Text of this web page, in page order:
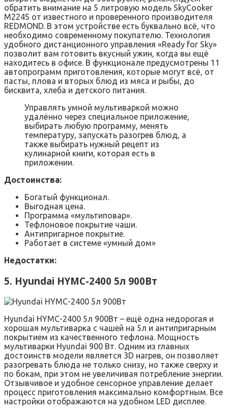
обратить внимание на 5 литровую модель SkyCooker
M224S от известного и проверенного производителя
REDMOND. В этом устройстве есть буквально всё, что
необходимо современному покупателю. Технология
удобного дистанционного управления «Ready for Sky»
позволит вам готовить вкусный ужин, когда вы ещё
находитесь в офисе. В функционале предусмотрены 11
автопрограмм приготовления, которые могут всё, от
пасты, плова и вторых блюд из мяса и рыбы, до
бисквита, хлеба и детского питания.
Управлять умной мультиваркой можно
удалённо через специальное приложение,
выбирать любую программу, менять
температуру, запускать разогрев блюд, а
также выбирать нужный рецепт из
кулинарной книги, которая есть в
приложении.
Достоинства:
Богатый функционал.
Выгодная цена.
Программа «мультиповар».
Тефлоновое покрытие чаши.
Антипригарное покрытие.
Работает в системе «умный дом»
Недостатки:
5. Hyundai HYMC-2400 5л 900Вт
Hyundai HYMC-2400 5л 900Вт – ещё одна недорогая и
хорошая мультиварка с чашей на 5л и антипригарным
покрытием из качественного тефлона. Мощность
мультиварки Hyundai 900 Вт. Одним из главных
достоинств модели является 3D нагрев, он позволяет
разогревать блюда не только снизу, но также сверху и
по бокам, при этом не увеличивая потребление энергии.
Отзывчивое и удобное сенсорное управление делает
процесс приготовления максимально комфортным. Все
настройки отображаются на удобном LED дисплее.